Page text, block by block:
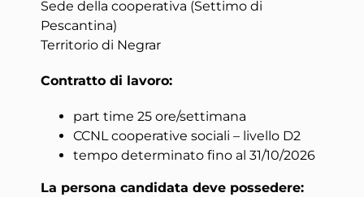
Sede della cooperativa (Settimo di
Pescantina)
Territorio di Negrar
Contratto di lavoro:
part time 25 ore/settimana
CCNL cooperative sociali – livello D2
tempo determinato fino al 31/10/2026
La persona candidata deve possedere: